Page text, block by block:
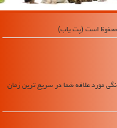
مورد علاقه شما در سریع ترین زمان